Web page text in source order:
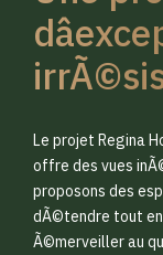
Le projet Regina
offre des vues
proposons des
dÃ©tendre tout en
Ã©merveiller au
0
1
0
1